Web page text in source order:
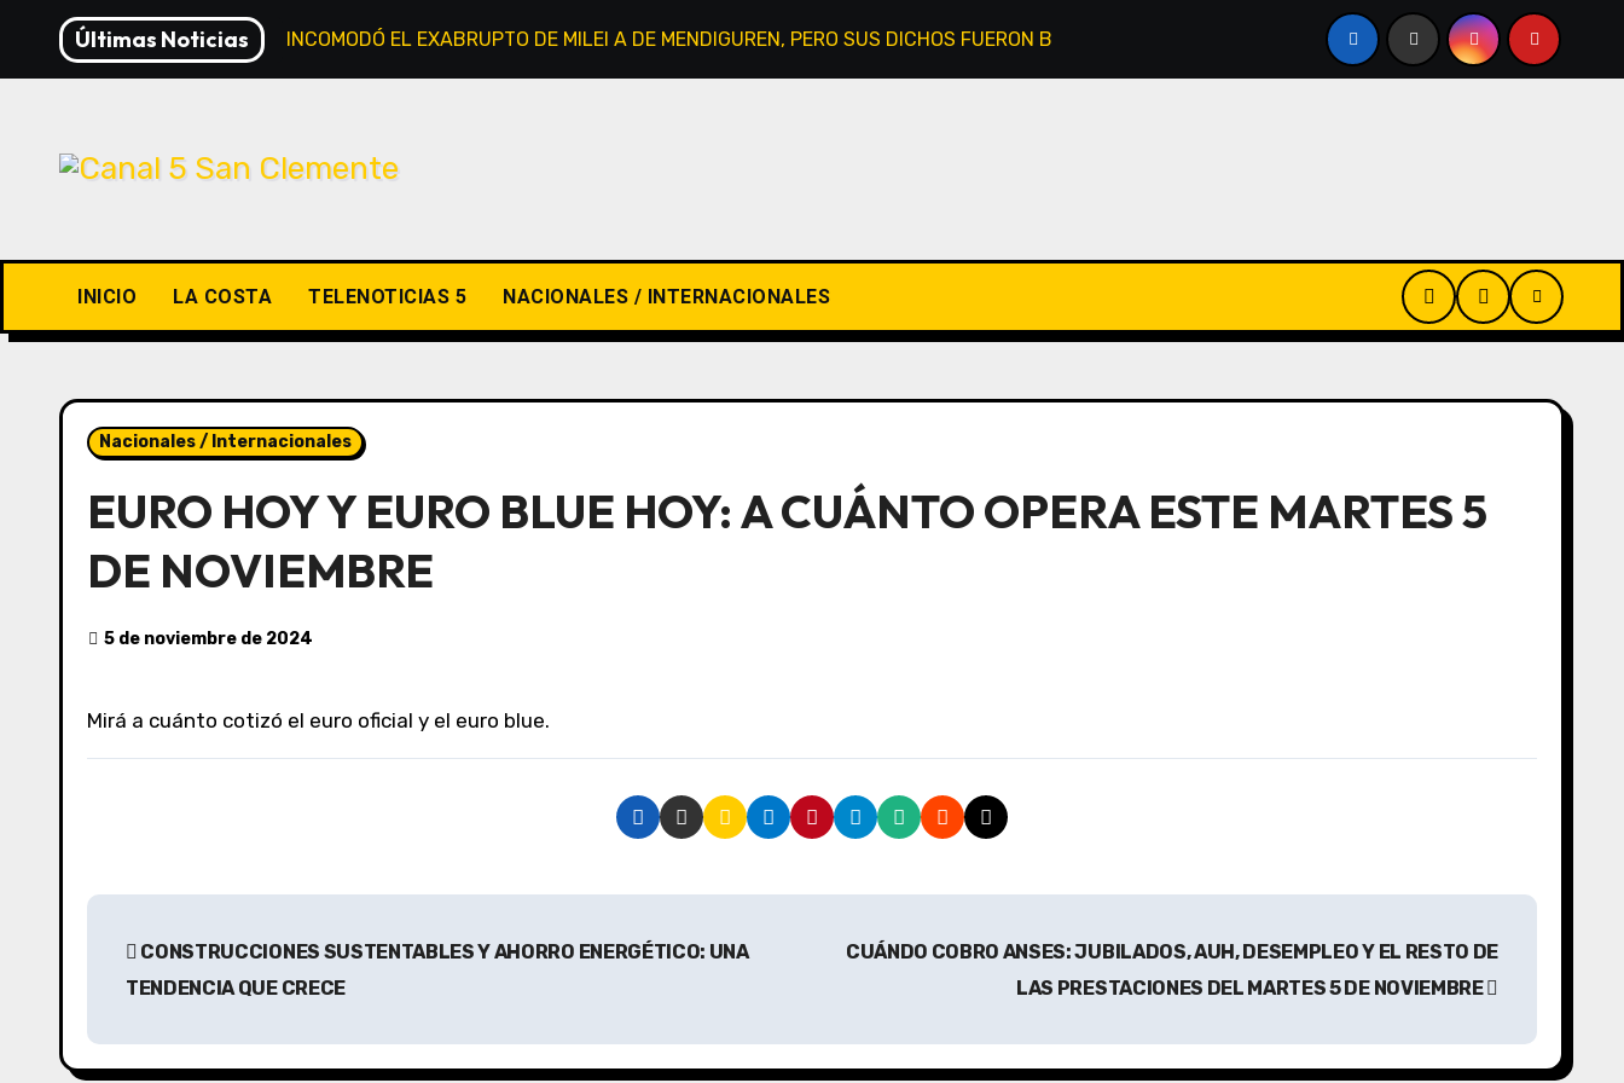
contenido
Últimas Noticias
NICOLÁS PINO: “ME INCOMODÓ EL EXABRUPTO DE MILEI A DE MENDIGUREN, PERO SUS DICHOS FUERON BIEN RECIBIDOS EN LA SALA” METALFOR: CONFIRMAN
INICIO LA COSTA TELENOTICIAS 5 NACIONALES / INTERNACIONALES
Nacionales / Internacionales
EURO HOY Y EURO BLUE HOY: A CUÁNTO OPERA ESTE MARTES 5
DE NOVIEMBRE
5 de noviembre de 2024
Mirá a cuánto cotizó el euro oficial y el euro blue.
N
e
CONSTRUCCIONES SUSTENTABLES Y AHORRO ENERGÉTICO: UNA
TENDENCIA QUE CRECE
CUÁNDO COBRO ANSES: JUBILADOS, AUH, DESEMPLEO Y EL RESTO DE
LAS PRESTACIONES DEL MARTES 5 DE NOVIEMBRE